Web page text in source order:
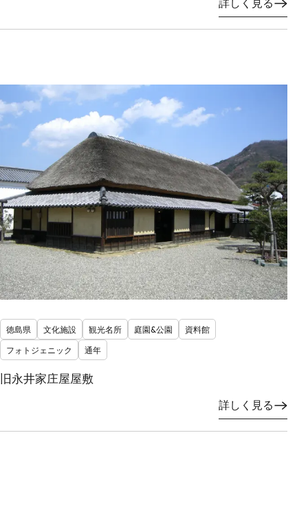
詳しく見る
徳島県 文化施設 観光名所 庭園&公園
資料館
フォトジェニック
通年
旧永井家庄屋屋敷
詳しく見る